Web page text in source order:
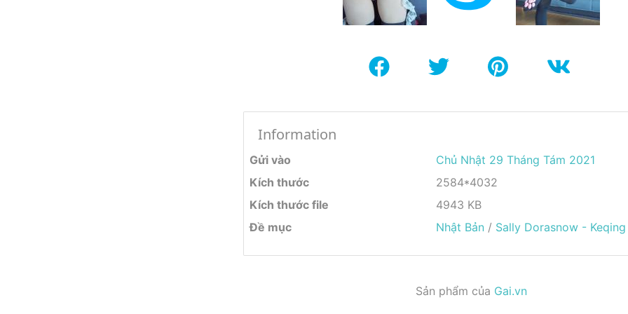
Information
Gửi vào
Chủ Nhật 29 Tháng Tám 2021
Kích thước
2584*4032
Kích thước file
4943 KB
Đề mục
Nhật Bản / Sally Dorasnow -
Sản phẩm của Gai.vn